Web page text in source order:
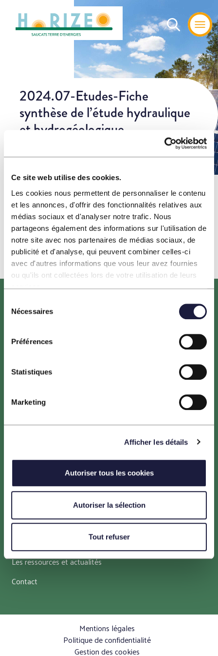
Ce site web utilise des cookies.
Les cookies nous permettent de personnaliser le contenu
et les annonces, d'offrir des fonctionnalités relatives aux
médias sociaux et d'analyser notre trafic. Nous
partageons également des informations sur l'utilisation de
notre site avec nos partenaires de médias sociaux, de
publicité et d'analyse, qui peuvent combiner celles-ci
avec d'autres informations que vous leur avez fournies
ou qu'ils ont collectées lors de votre utilisation de leurs
services.
Nécessaires
Préférences
Statistiques
Marketing
Afficher les détails
Autoriser tous les cookies
Autoriser la sélection
Tout refuser
2024.07-Etudes-Fiche
synthèse de l’étude hydraulique
et hydrogéologique
Home» Les
actualités
»2024.07-Etudes-Fiche synthèse de l’étude hydraulique
et hydrogéologique
Horizeo-Fiche-synthese-Hydro_vf_ Télécharger
Le projet HORIZEO est porté par ENGIE, NEOEN,
entreprises leaders du secteur des énergies renouvelables,
ainsi que la Banque des Territoires. Les maîtres d’ouvrage
sont tous trois engagés dans la transition énergétique des
Menu
Un projet pour la transition énergétique
Un projet en faveur de l’environnement
Un projet maîtrisé et adapté au territoire
Les ressources et actualités
Contact
Mentions légales
Politique de confidentialité
Gestion des cookies